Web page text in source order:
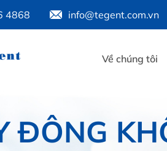
4868 info@tegent.com.vn
Về chúng tôi
ĐÔNG